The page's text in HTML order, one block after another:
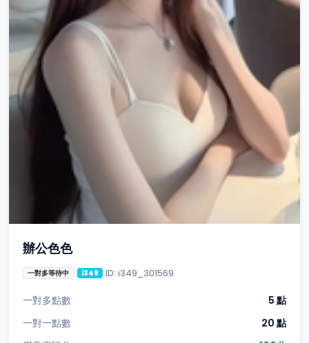
辦公色色
一對多等待中 i349 ID: i349_301569
一對多點數
5 點
一對一點數
20 點